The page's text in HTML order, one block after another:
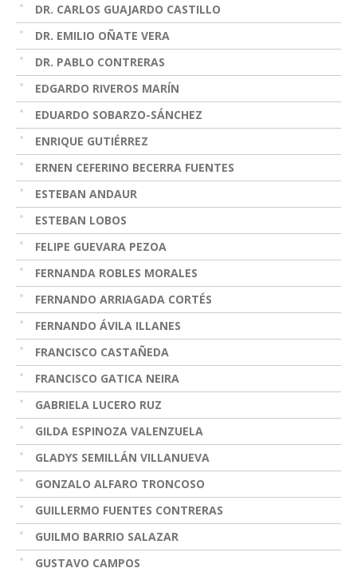
DR. CARLOS GUAJARDO CASTILLO
DR. EMILIO OÑATE VERA
DR. PABLO CONTRERAS
EDGARDO RIVEROS MARÍN
EDUARDO SOBARZO-SÁNCHEZ
ENRIQUE GUTIÉRREZ
ERNEN CEFERINO BECERRA FUENTES
ESTEBAN ANDAUR
ESTEBAN LOBOS
FELIPE GUEVARA PEZOA
FERNANDA ROBLES MORALES
FERNANDO ARRIAGADA CORTÉS
FERNANDO ÁVILA ILLANES
FRANCISCO CASTAÑEDA
FRANCISCO GATICA NEIRA
GABRIELA LUCERO RUZ
GILDA ESPINOZA VALENZUELA
GLADYS SEMILLÁN VILLANUEVA
GONZALO ALFARO TRONCOSO
GUILLERMO FUENTES CONTRERAS
GUILMO BARRIO SALAZAR
GUSTAVO CAMPOS